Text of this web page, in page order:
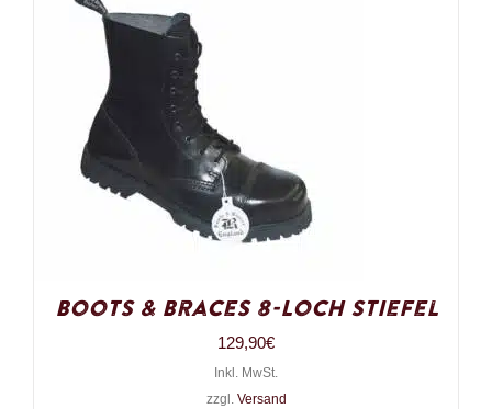
Boots & Braces 8-Loch Stiefel
129,90€
Inkl. MwSt.
zzgl. Versand